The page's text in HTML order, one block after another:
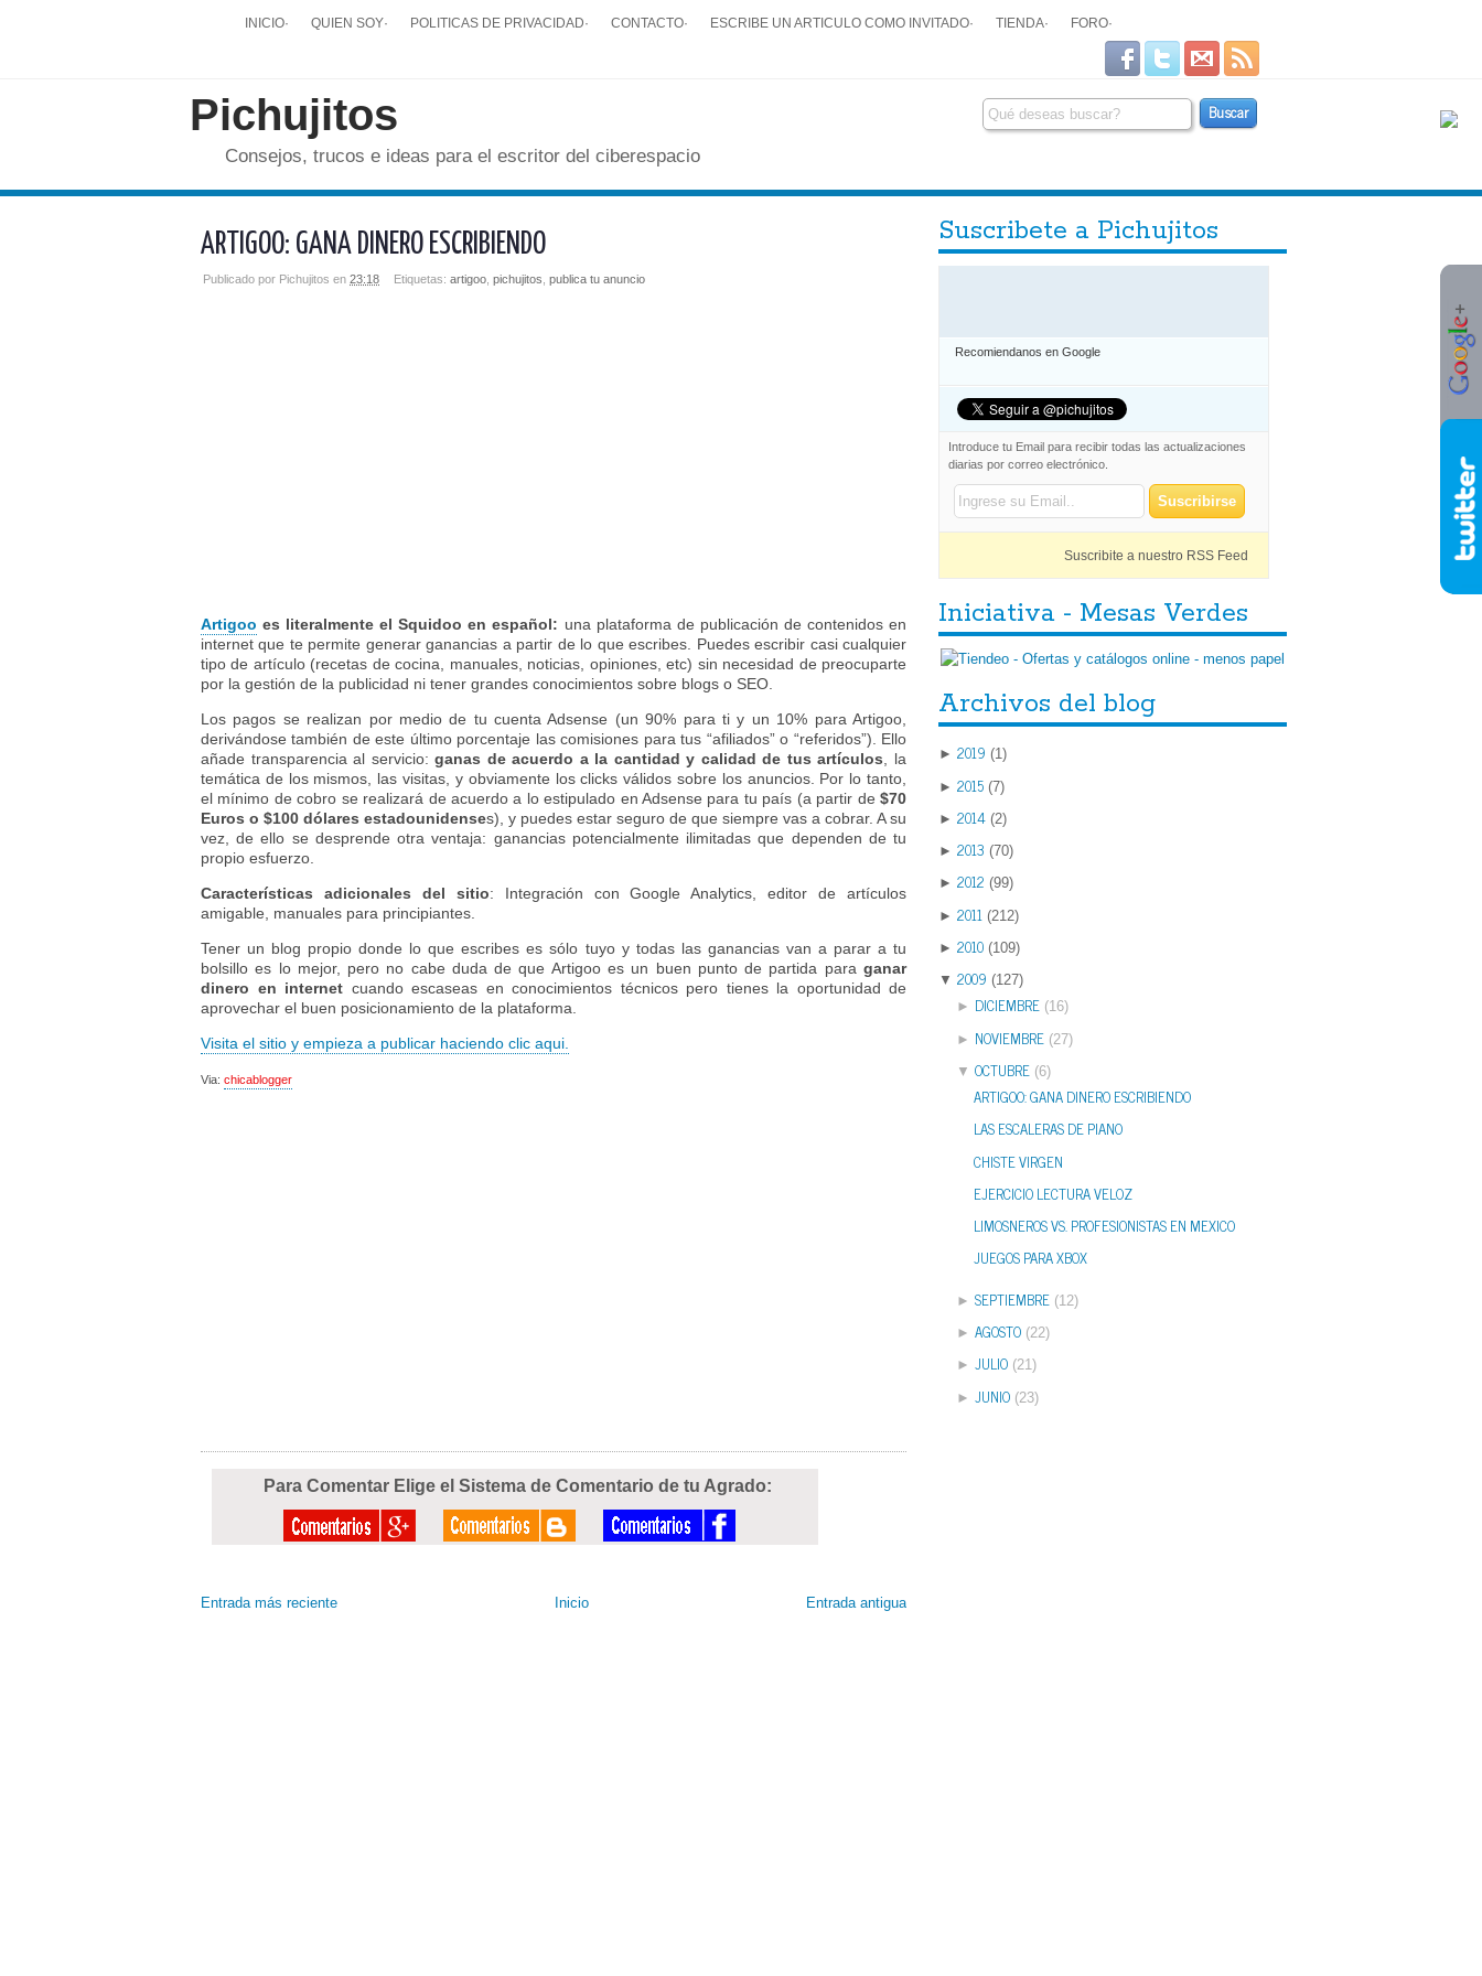
INICIO· QUIEN SOY· POLITICAS DE PRIVACIDAD· CONTACTO· ESCRIBE UN ARTICULO COMO INVITADO· TIENDA· FORO·
Pichujitos
Consejos, trucos e ideas para el escritor del ciberespacio
ARTIGOO: GANA DINERO ESCRIBIENDO
Publicado por Pichujitos en 23:18 Etiquetas: artigoo pichujitos publica tu anuncio
Artigoo es literalmente el Squidoo en español: una plataforma de publicación de contenidos en
internet que te permite generar ganancias a partir de lo que escribes. Puedes escribir casi cualquier
tipo de artículo (recetas de cocina, manuales, noticias, opiniones, etc) sin necesidad de preocuparte
por la gestión de la publicidad ni tener grandes conocimientos sobre blogs o SEO.
Los pagos se realizan por medio de tu cuenta Adsense (un 90% para ti y un 10% para Artigoo,
derivándose también de este último porcentaje las comisiones para tus “afiliados” o “referidos”). Ello
añade transparencia al servicio: ganas de acuerdo a la cantidad y calidad de tus artículos , la
temática de los mismos, las visitas, y obviamente los clicks válidos sobre los anuncios. Por lo tanto,
el mínimo de cobro se realizará de acuerdo a lo estipulado en Adsense para tu país (a partir de $70
Euros o $100 dólares estadounidenses), y puedes estar seguro de que siempre vas a cobrar. A su
vez, de ello se desprende otra ventaja: ganancias potencialmente ilimitadas que dependen de tu
propio esfuerzo.
Características adicionales del sitio: Integración con Google Analytics, editor de artículos
amigable, manuales para principiantes.
Tener un blog propio donde lo que escribes es sólo tuyo y todas las ganancias van a parar a tu
bolsillo es lo mejor, pero no cabe duda de que Artigoo es un buen punto de partida para ganar
dinero en internet cuando escaseas en conocimientos técnicos pero tienes la oportunidad de
aprovechar el buen posicionamiento de la plataforma.
Visita el sitio y empieza a publicar haciendo clic aqui.
Via: chicablogger
Para Comentar Elige el Sistema de Comentario de tu Agrado:
Entrada más reciente Entrada antigua
Inicio
Suscribete a Pichujitos
Recomiendanos en Google
Introduce tu Email para recibir todas las actualizaciones
diarias por correo electrónico.
Suscribite a nuestro RSS Feed
Iniciativa - Mesas Verdes
Archivos del blog
► 2019 (1)
► 2015 (7)
► 2014 (2)
► 2013 (70)
► 2012 (99)
► 2011 (212)
► 2010 (109)
▼ 2009 (127)
► DICIEMBRE (16)
► NOVIEMBRE (27)
▼ OCTUBRE (6)
ARTIGOO: GANA DINERO ESCRIBIENDO
LAS ESCALERAS DE PIANO
CHISTE VIRGEN
EJERCICIO LECTURA VELOZ
LIMOSNEROS VS. PROFESIONISTAS EN MEXICO
JUEGOS PARA XBOX
► SEPTIEMBRE (12)
► AGOSTO (22)
► JULIO (21)
► JUNIO (23)